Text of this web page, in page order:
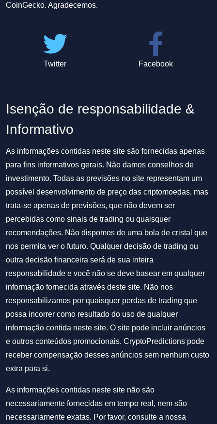
CoinGecko. Agradecemos.
Twitter Facebook
Isenção de responsabilidade &
Informativo
As informações contidas neste site são fornecidas apenas
para fins informativos gerais. Não damos conselhos de
investimento. Todas as previsões no site representam um
possível desenvolvimento de preço das criptomoedas, mas
trata-se apenas de previsões, que não devem ser
percebidas como sinais de trading ou quaisquer
recomendações. Não dispomos de uma bola de cristal que
nos permita ver o futuro. Qualquer decisão de trading ou
outra decisão financeira será de sua inteira
responsabilidade e você não se deve basear em qualquer
informação fornecida através deste site. Não nos
responsabilizamos por quaisquer perdas de trading que
possa incorrer como resultado do uso de qualquer
informação contida neste site. O site pode incluir anúncios
e outros conteúdos promocionais. CryptoPredictions pode
receber compensação desses anúncios sem nenhum custo
extra para si.
As informações contidas neste site não são
necessariamente fornecidas em tempo real, nem são
necessariamente exatas. Por favor, consulte a nossa